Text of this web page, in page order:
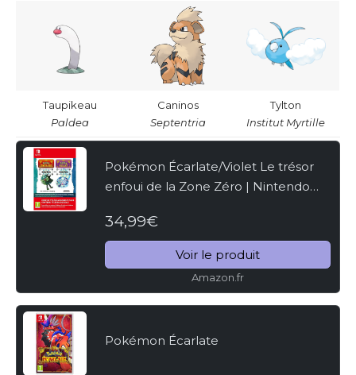
Taupikeau
Paldea
Caninos
Septentria
Tylton
Institut Myrtille
Pokémon Écarlate/Violet Le trésor
enfoui de la Zone Zéro | Nintendo
34,99€
Voir le produit
Amazon.fr
Pokémon Écarlate